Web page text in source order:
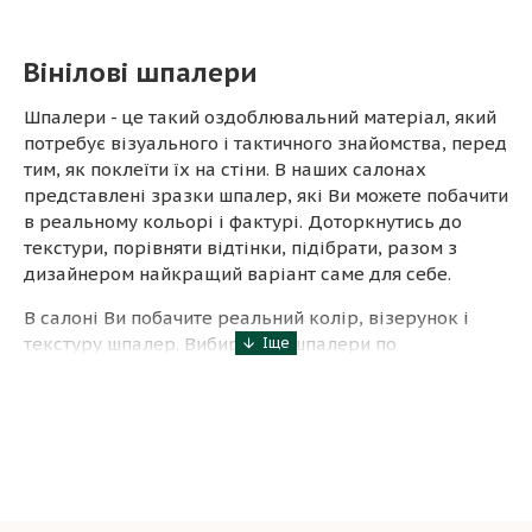
Вінілові шпалери
Шпалери - це такий оздоблювальний матеріал, який
потребує візуального і тактичного знайомства, перед
тим, як поклеїти їх на стіни. В наших салонах
представлені зразки шпалер, які Ви можете побачити
в реальному кольорі і фактурі. Доторкнутись до
текстури, порівняти відтінки, підібрати, разом з
дизайнером найкращий варіант саме для себе.
В салоні Ви побачите реальний колір, візерунок і
текстуру шпалер. Вибираючи шпалери по